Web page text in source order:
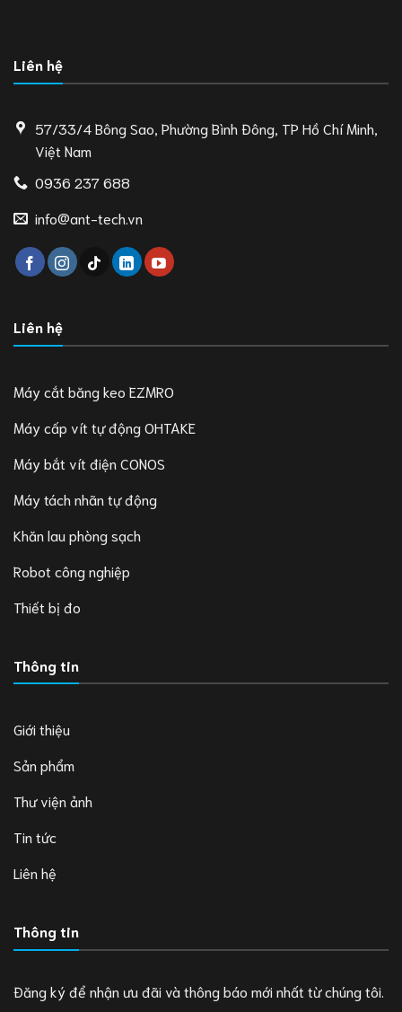
Liên hệ
57/33/4 Bông Sao, Phường Bình Đông, TP Hồ Chí Minh,
Việt Nam
0936 237 688
info@ant-tech.vn
Liên hệ
Máy cắt băng keo EZMRO
Máy cấp vít tự động OHTAKE
Máy bắt vít điện CONOS
Máy tách nhãn tự động
Khăn lau phòng sạch
Robot công nghiệp
Thiết bị đo
Thông tin
Giới thiệu
Sản phẩm
Thư viện ảnh
Tin tức
Liên hệ
Thông tin
Đăng ký để nhận ưu đãi và thông báo mới nhất từ chúng tôi.